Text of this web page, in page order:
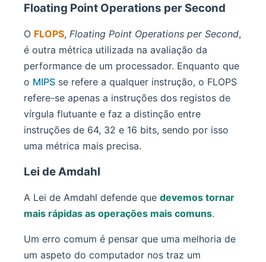
Floating Point Operations per Second
O FLOPS, Floating Point Operations per Second,
é outra métrica utilizada na avaliação da
performance de um processador. Enquanto que
o MIPS se refere a qualquer instrução, o FLOPS
refere-se apenas a instruções dos registos de
vírgula flutuante e faz a distinção entre
instruções de 64, 32 e 16 bits, sendo por isso
uma métrica mais precisa.
Lei de Amdahl
A Lei de Amdahl defende que devemos tornar
mais rápidas as operações mais comuns.
Um erro comum é pensar que uma melhoria de
um aspeto do computador nos traz um